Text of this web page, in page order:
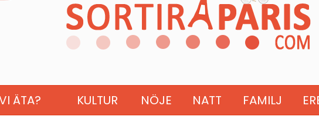
ÄTA? KULTUR NÖJE NATT FAMILJ